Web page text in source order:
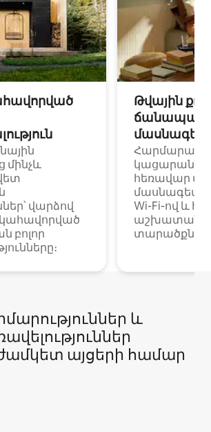
մինչև
վարձով
բոլոր
Թվային
հեռավար
Wi-Fi-ով և
և
այցերի համար